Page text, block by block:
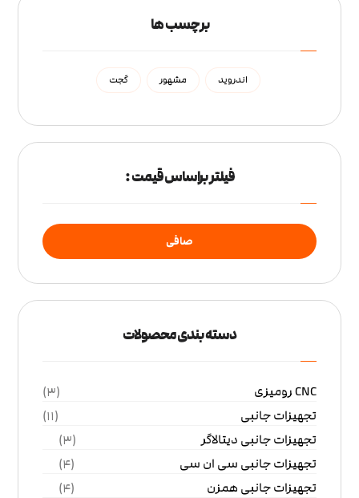
برچسب ها
اندروید مشهور گجت
فیلتر براساس قیمت :
صافی
دسته بندی محصولات
CNC رومیزی
(3)
تجهیزات جانبی
(11)
تجهیزات جانبی دیتالاگر
(3)
تجهیزات جانبی سی ان سی
(4)
تجهیزات جانبی همزن
(4)